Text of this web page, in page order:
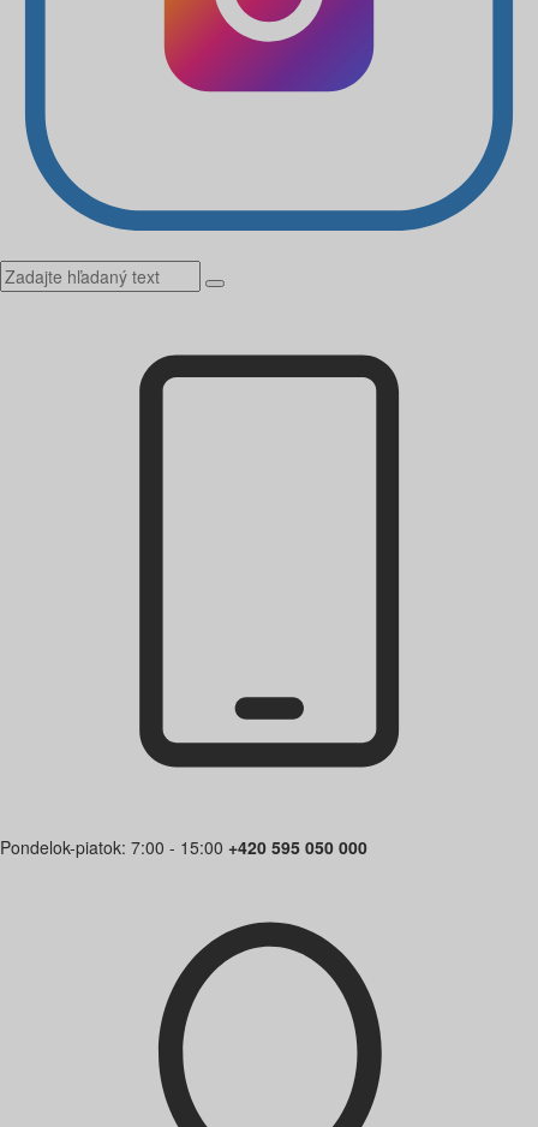
Pondelok-piatok: 7:00 - 15:00 +420 595 050 000